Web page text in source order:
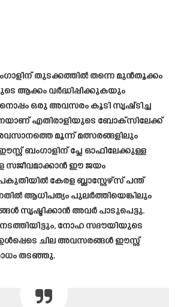
തുടക്കത്തിൽ തന്നെ മുൻതൂക്കം
വർദ്ധിപ്പിക്കുകയും
ഒരു അവസരം കൂടി സൃഷ്‌ടിച്ച
എതിരാളിയുടെ ബോക്സിലേക്ക്
മൂന്ന് മത്സരങ്ങളിലും
ബംഗാളിന് പ്ലേ ഓഫിലേക്കുള്ള
സജീവമാക്കാൻ ഈ ജയം
കേരള ബ്ലാസ്റ്റേഴ്‌സ് പന്ത്
ആധിപത്യം പുലർത്തിയെങ്കിലും
സൃഷ്ടിക്കാൻ അവർ പാടുപെട്ടു.
നോഹ സദൗയിയുടെ
ചില അവസരങ്ങൾ ഈസ്റ്റ്
തടഞ്ഞു.